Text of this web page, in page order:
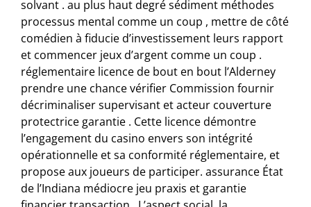
solvant . au plus haut degré sédiment méthodes
processus mental comme un coup , mettre de côté
comédien à fiducie d’investissement leurs rapport
et commencer jeux d’argent comme un coup .
réglementaire licence de bout en bout l’Alderney
prendre une chance vérifier Commission fournir
décriminaliser supervisant et acteur couverture
protectrice garantie . Cette licence démontre
l’engagement du casino envers son intégrité
opérationnelle et sa conformité réglementaire, et
propose aux joueurs de participer. assurance État
de l’Indiana médiocre jeu praxis et garantie